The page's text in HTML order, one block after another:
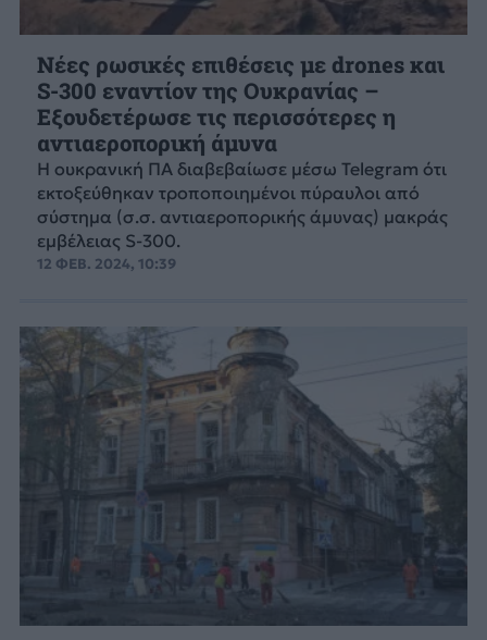
Νέες ρωσικές επιθέσεις με drones και
S-300 εναντίον της Ουκρανίας –
Εξουδετέρωσε τις περισσότερες η
αντιαεροπορική άμυνα
Η ουκρανική ΠΑ διαβεβαίωσε μέσω Telegram ότι
εκτοξεύθηκαν τροποποιημένοι πύραυλοι από
σύστημα (σ.σ. αντιαεροπορικής άμυνας) μακράς
εμβέλειας S-300.
12 ΦΕΒ. 2024, 10:39